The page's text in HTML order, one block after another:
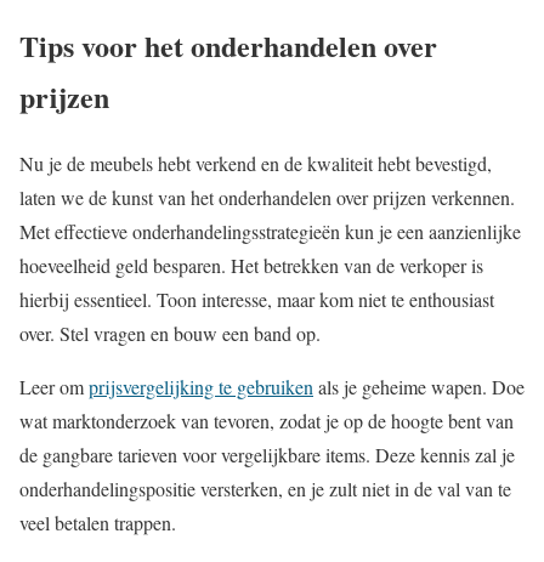
Tips voor het onderhandelen over
prijzen
Nu je de meubels hebt verkend en de kwaliteit hebt bevestigd,
laten we de kunst van het onderhandelen over prijzen verkennen.
Met effectieve onderhandelingsstrategieën kun je een aanzienlijke
hoeveelheid geld besparen. Het betrekken van de verkoper is
hierbij essentieel. Toon interesse, maar kom niet te enthousiast
over. Stel vragen en bouw een band op.
Leer omprijsvergelijking te gebruiken als je geheime wapen. Doe
wat marktonderzoek van tevoren, zodat je op de hoogte bent van
de gangbare tarieven voor vergelijkbare items. Deze kennis zal je
onderhandelingspositie versterken, en je zult niet in de val van te
veel betalen trappen.